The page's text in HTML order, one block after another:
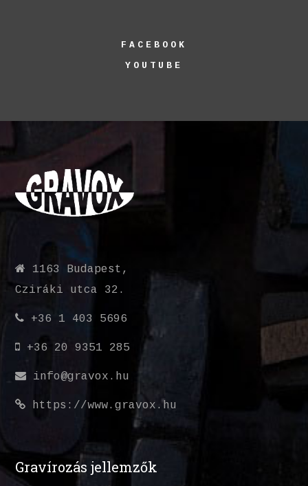
FACEBOOK
YOUTUBE
1163 Budapest,
Cziráki utca 32.
+36 1 403 5696
+36 20 9351 285
info@gravox.hu
https://www.gravox.hu
Gravírozás jellemzők